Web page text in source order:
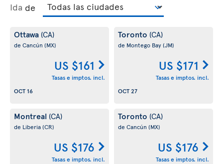
Ida de
Ottawa (CA)
de Cancún (MX)
US $161
Tasas e imptos. incl.
OCT 16
Toronto (CA)
de Montego Bay(JM)
US $171
Tasas e imptos. incl.
OCT 27
Montreal (CA)
de Liberia(CR)
US $176
Tasas e imptos. incl.
Toronto (CA)
de Cancún (MX)
US $176
Tasas e imptos. incl.